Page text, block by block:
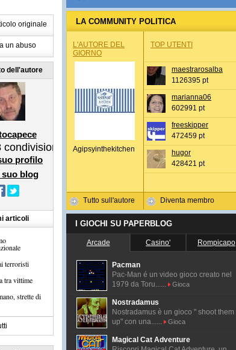
originale
un abuso
dell'autore
condivisioni
profilo
suo blog
articoli
terroristi
tra vittime
strette di
LA COMMUNITY POLITICA
L'AUTORE DEL
GIORNO
Agipsyinthekitchen
Tutto sull'autore
TOP UTENTI
maestrarosalba
1126395 pt
marianna06
602991 pt
freeskipper
472459 pt
hugor
428421 pt
Diventa membro
I GIOCHI SU PAPERBLOG
Arcade Casino' Rompicapo
Pacman
Pac-Man é un video gioco creato nel
1979 da Toru......
Gioca
Nostradamus
Nostradamus è un gioco " shoot them
up" con una......
Gioca
Magical Cat Adventure